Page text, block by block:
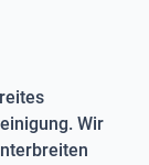
Wir